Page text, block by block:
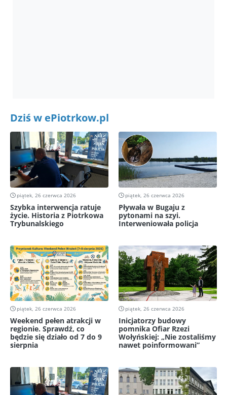
Dziś w ePiotrkow.pl
piątek, 26 czerwca 2026
Szybka interwencja ratuje
życie. Historia z Piotrkowa
Trybunalskiego
piątek, 26 czerwca 2026
Pływała w Bugaju z
pytonami na szyi.
Interweniowała policja
piątek, 26 czerwca 2026
Weekend pełen atrakcji w
regionie. Sprawdź, co
będzie się działo od 7 do 9
sierpnia
piątek, 26 czerwca 2026
Inicjatorzy budowy
pomnika Ofiar Rzezi
Wołyńskiej: „Nie zostaliśmy
nawet poinformowani”